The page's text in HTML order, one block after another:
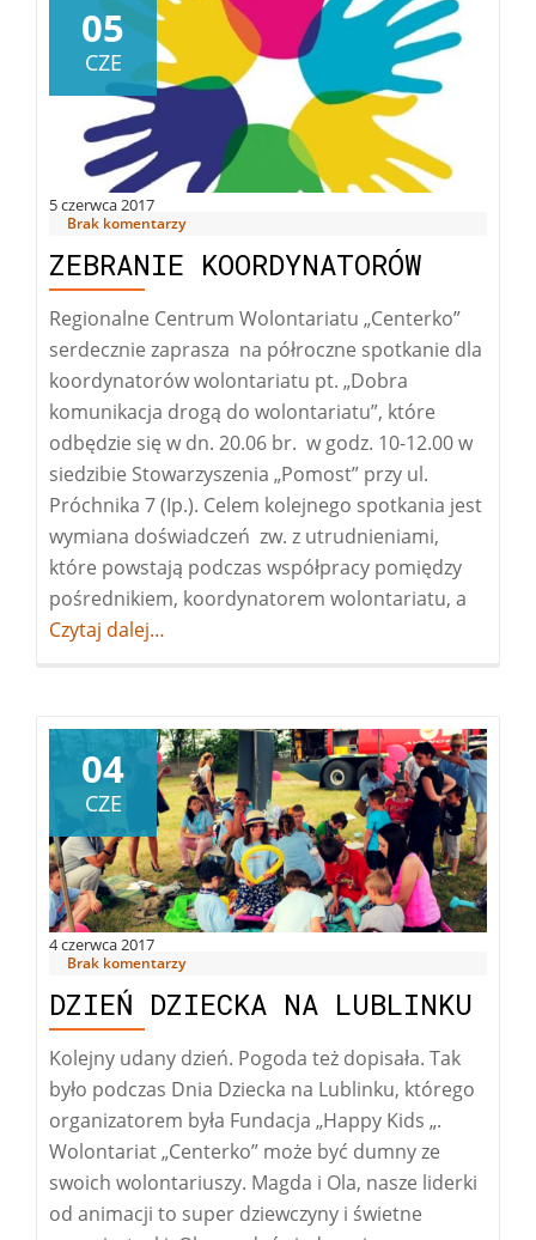
5 czerwca 2017
05
CZE
Brak komentarzy
ZEBRANIE KOORDYNATORÓW
Regionalne Centrum Wolontariatu „Centerko”
serdecznie zaprasza na półroczne spotkanie dla
koordynatorów wolontariatu pt. „Dobra
komunikacja drogą do wolontariatu”, które
odbędzie się w dn. 20.06 br. w godz. 10-12.00 w
siedzibie Stowarzyszenia „Pomost” przy ul.
Próchnika 7 (Ip.). Celem kolejnego spotkania jest
wymiana doświadczeń zw. z utrudnieniami,
które powstają podczas współpracy pomiędzy
pośrednikiem, koordynatorem wolontariatu, a
Czytaj dalej…
4 czerwca 2017
04
CZE
Brak komentarzy
DZIEŃ DZIECKA NA LUBLINKU
Kolejny udany dzień. Pogoda też dopisała. Tak
było podczas Dnia Dziecka na Lublinku, którego
organizatorem była Fundacja „Happy Kids „.
Wolontariat „Centerko” może być dumny ze
swoich wolontariuszy. Magda i Ola, nasze liderki
od animacji to super dziewczyny i świetne